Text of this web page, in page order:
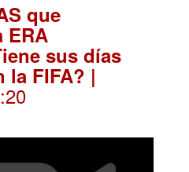
que
ERA
sus días
la FIFA? |